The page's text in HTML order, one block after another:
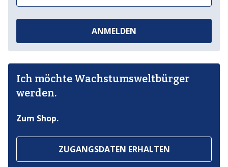
ANMELDEN
Ich möchte Wachstumsweltbürger
werden.
Zum Shop.
ZUGANGSDATEN ERHALTEN